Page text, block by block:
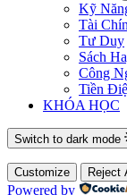
Kỹ
Tài
Tư Duy
Sách
Công
Tiền
KHÓA HỌC
Switch to dark mode
Customize Reject
Powered by